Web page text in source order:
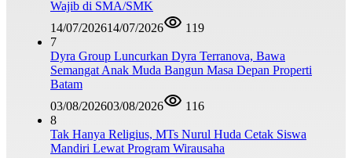
Wajib di SMA/SMK
14/07/202614/07/2026
119
7
Dyra Group Luncurkan Dyra Terranova, Bawa
Semangat Anak Muda Bangun Masa Depan Properti
Batam
03/08/202603/08/2026
116
8
Tak Hanya Religius, MTs Nurul Huda Cetak Siswa
Mandiri Lewat Program Wirausaha